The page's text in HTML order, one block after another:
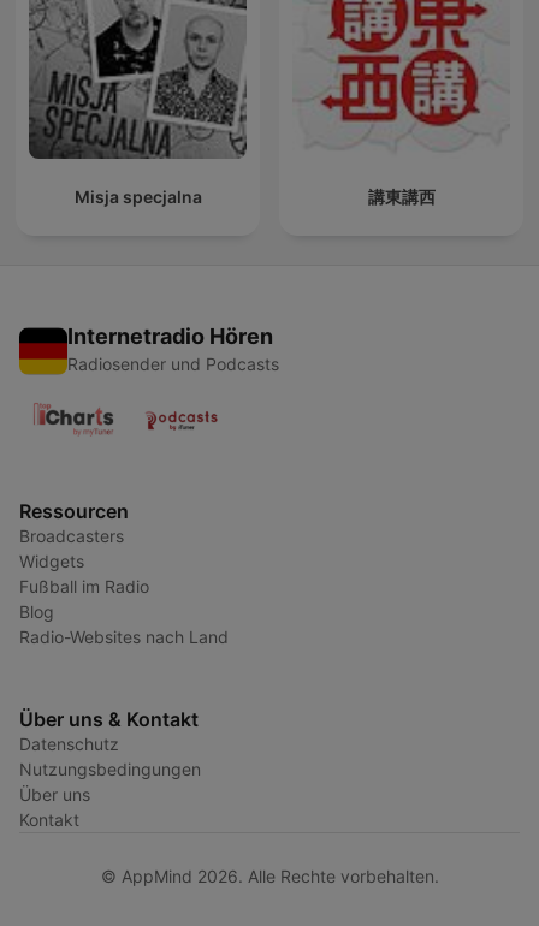
Misja specjalna 講東講西
Internetradio Hören
Radiosender und Podcasts
Ressourcen
Broadcasters
Widgets
Fußball im Radio
Blog
Radio-Websites nach Land
Über uns & Kontakt
Datenschutz
Nutzungsbedingungen
Über uns
Kontakt
© AppMind 2026. Alle Rechte vorbehalten.